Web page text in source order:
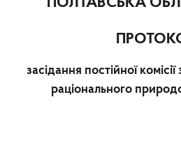
засідання постійної
раціонального